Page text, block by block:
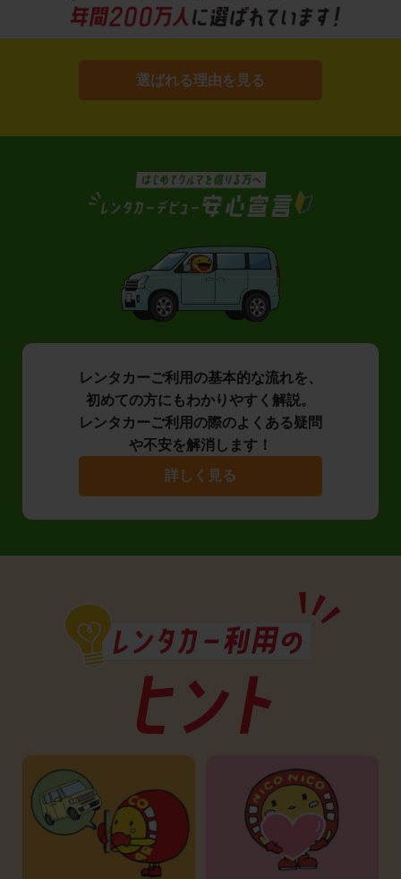
選ばれる理由を見る
レンタカーご利用の基本的な流れを、
初めての方にもわかりやすく解説。
レンタカーご利用の際のよくある疑問
や不安を解消します！
詳しく見る